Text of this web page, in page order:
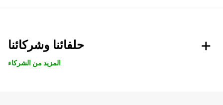
حلفائنا وشركائنا
المزيد من الشركاء